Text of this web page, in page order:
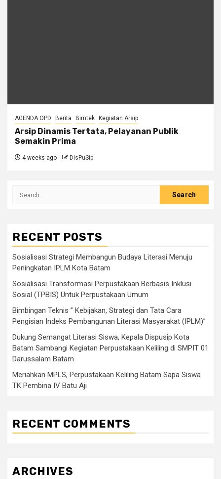
AGENDA OPD Berita Bimtek Kegiatan Arsip
Arsip Dinamis Tertata, Pelayanan Publik
Semakin Prima
4 weeks ago DisPuSip
Search
RECENT POSTS
Sosialisasi Strategi Membangun Budaya Literasi Menuju
Peningkatan IPLM Kota Batam
Sosialisasi Transformasi Perpustakaan Berbasis Inklusi
Sosial (TPBIS) Untuk Perpustakaan Umum
Bimbingan Teknis ” Kebijakan, Strategi dan Tata Cara
Pengisian Indeks Pembangunan Literasi Masyarakat (IPLM)”
Dukung Semangat Literasi Siswa, Kepala Dispusip Kota
Batam Sambangi Kegiatan Perpustakaan Keliling di SMPIT 01
Darussalam Batam
Meriahkan MPLS, Perpustakaan Keliling Batam Sapa Siswa
TK Pembina IV Batu Aji
RECENT COMMENTS
ARCHIVES